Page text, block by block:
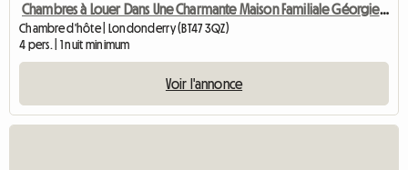
Chambres à Louer Dans Une Charmante Maison Familiale Géorgienne
Chambre d'hôte | Londonderry (BT47 3QZ)
4 pers. | 1 nuit minimum
Voir l'annonce